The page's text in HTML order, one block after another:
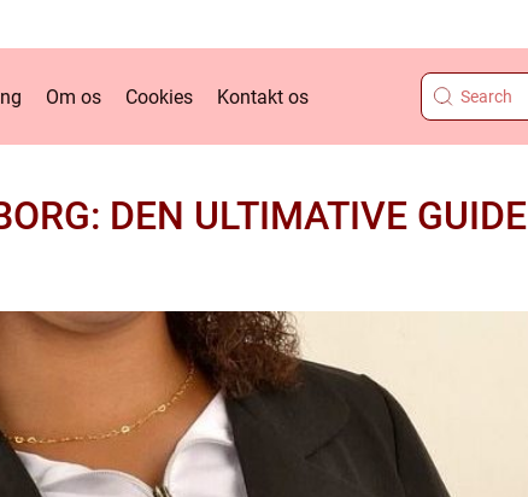
Om os Cookies Kontakt os
DEN ULTIMATIVE GUIDE